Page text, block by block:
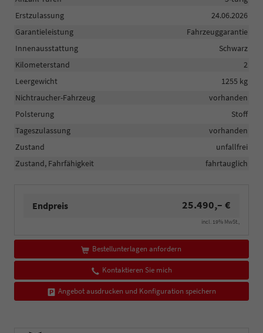
Erstzulassung
24.06.2026
Garantieleistung
Fahrzeuggarantie
Innenausstattung
Schwarz
Kilometerstand
2
Leergewicht
1255 kg
Nichtraucher-Fahrzeug
vorhanden
Polsterung
Stoff
Tageszulassung
vorhanden
Zustand
unfallfrei
Zustand, Fahrfähigkeit
fahrtauglich
Endpreis 25.490,– €
incl. 19% MwSt.,
Bestellunterlagen anfordern
Kontaktieren Sie mich
Angebot ausdrucken und Konfiguration speichern